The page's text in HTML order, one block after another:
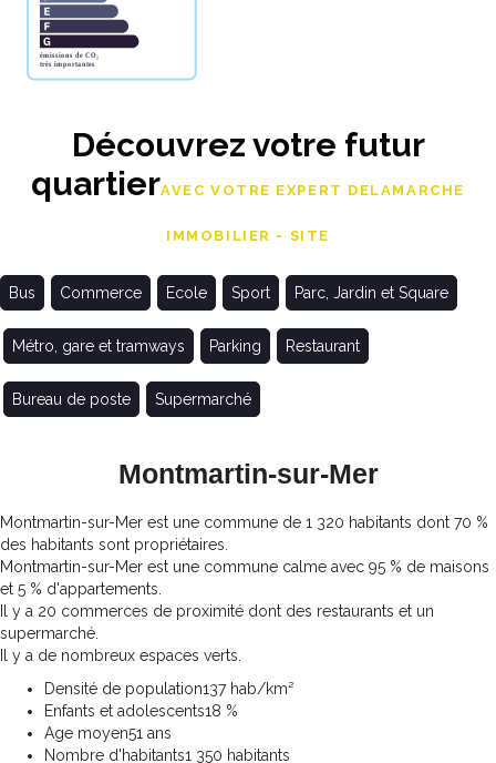
Découvrez votre futur
quartierAVEC VOTRE EXPERT DELAMARCHE
IMMOBILIER - SITE
Bus Commerce Ecole Sport Parc, Jardin et Square
Métro, gare et tramways Parking Restaurant
Bureau de poste Supermarché
Montmartin-sur-Mer
Montmartin-sur-Mer est une commune de 1 320 habitants dont 70 %
des habitants sont propriétaires.
Montmartin-sur-Mer est une commune calme avec 95 % de maisons
et 5 % d'appartements.
Il y a 20 commerces de proximité dont des restaurants et un
supermarché.
Il y a de nombreux espaces verts.
Densité de population137 hab/km²
Enfants et adolescents18 %
Age moyen51 ans
Nombre d'habitants1 350 habitants